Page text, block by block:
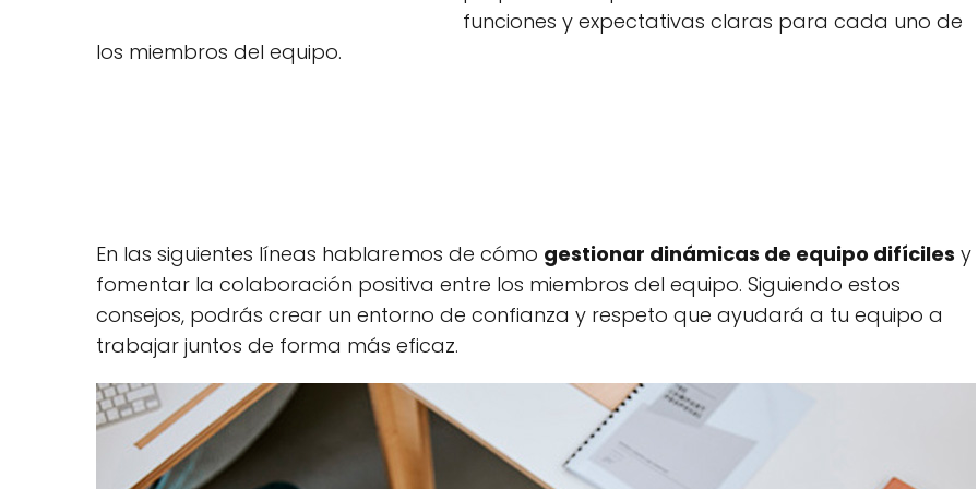
funciones y expectativas claras para cada uno de
los miembros del equipo.
En las siguientes líneas hablaremos de cómo gestionar dinámicas de equipo difíciles y
fomentar la colaboración positiva entre los miembros del equipo. Siguiendo estos
consejos, podrás crear un entorno de confianza y respeto que ayudará a tu equipo a
trabajar juntos de forma más eficaz.